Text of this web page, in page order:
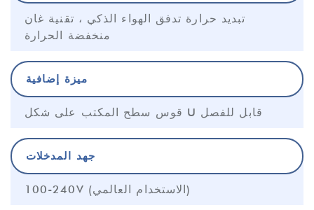
تبديد حرارة تدفق الهواء الذكي ، تقنية غان
منخفضة الحرارة
ميزة إضافية
قوس سطح المكتب على شكل U قابل للفصل
جهد المدخلات
100-240V (الاستخدام العالمي)